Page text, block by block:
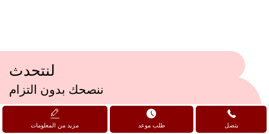
لنتحدث
ننصحك بدون التزام
اتصل بنا
يتصل طلب موعد مزيد من المعلومات